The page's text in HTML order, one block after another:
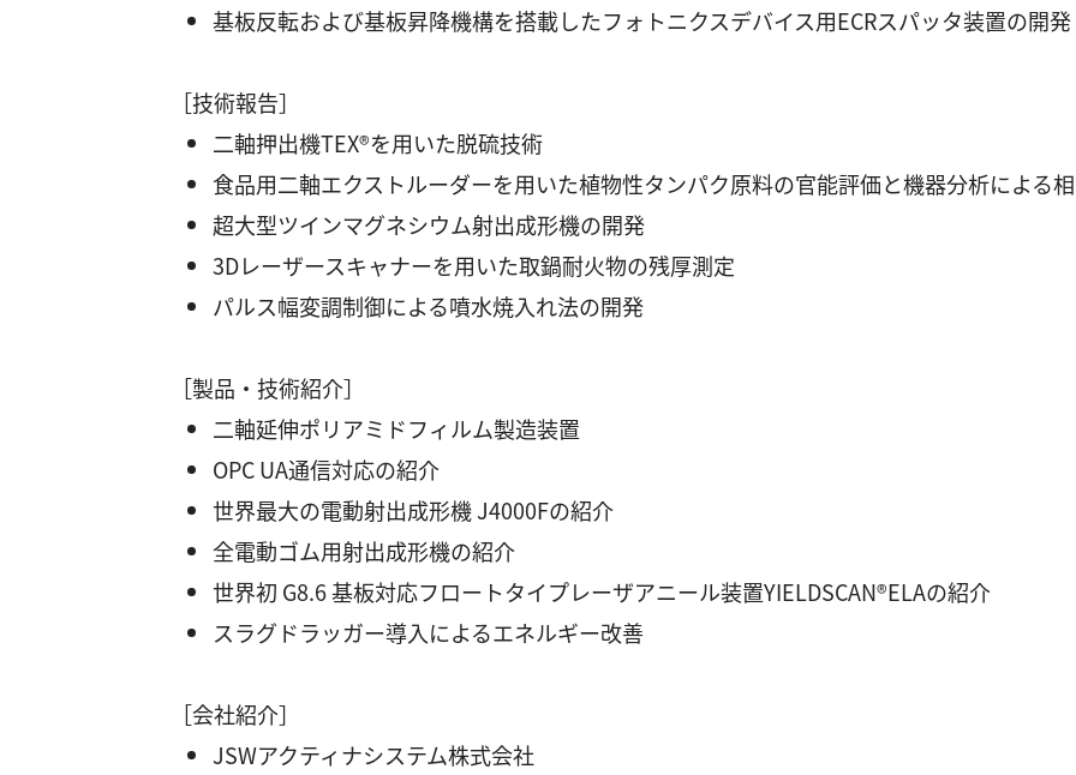
基板反転および基板昇降機構を搭載したフォトニクスデバイス用ECRスパッタ装置の開発
［技術報告］
二軸押出機TEX®を用いた脱硫技術
食品用二軸エクストルーダーを用いた植物性タンパク原料の官能評価と機器分析による
超大型ツインマグネシウム射出成形機の開発
3Dレーザースキャナーを用いた取鍋耐火物の残厚測定
パルス幅変調制御による噴水焼入れ法の開発
［製品・技術紹介］
二軸延伸ポリアミドフィルム製造装置
OPC UA通信対応の紹介
世界最大の電動射出成形機 J4000Fの紹介
全電動ゴム用射出成形機の紹介
世界初 G8.6 基板対応フロートタイプレーザアニール装置YIELDSCAN®ELAの紹介
スラグドラッガー導入によるエネルギー改善
［会社紹介］
JSWアクティナシステム株式会社